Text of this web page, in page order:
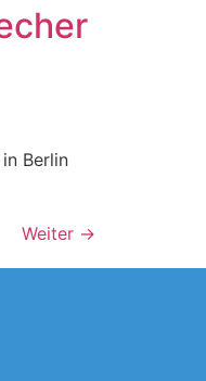
Berlin
Weiter →